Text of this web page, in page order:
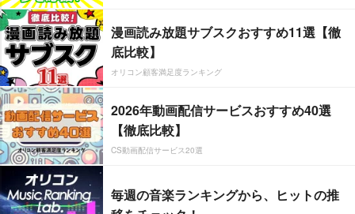
漫画読み放題サブスクおすすめ11選【徹
底比較】
オリコン顧客満足度ランキング
2026年動画配信サービスおすすめ40選
【徹底比較】
CS動画配信サービス20選
毎週の音楽ランキングから、ヒットの推